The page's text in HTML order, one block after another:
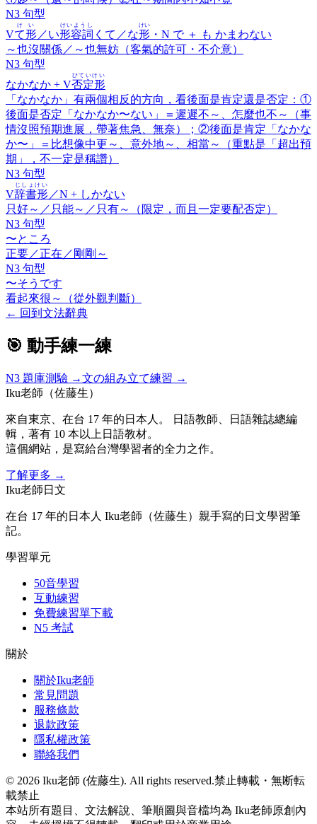
N3 句型
Vて形
けい
／い形容詞
けいようし
くて／な形
けい
・N で ＋ も かまわない
～也沒關係／～也無妨（客氣的許可・不介意）
N3 句型
なかなか + V否定形
ひていけい
「なかなか」有兩個相反的方向，看後面是肯定還是否定：①
後面是否定「なかなか〜ない」＝遲遲不～、怎麼也不～（事
情沒照預期進展，帶著焦急、無奈）；②後面是肯定「なかな
か〜」＝比想像中更～、意外地～、相當～（重點是「超出預
期」，不一定是稱讚）
N3 句型
V辞書形
じしょけい
／N + しかない
只好～／只能～／只有～（限定，而且一定要配否定）
N3 句型
〜ところ
正要／正在／剛剛～
N3 句型
〜そうです
看起來很～（從外觀判斷）
← 回到文法辭典
🎯 動手練一練
N3 題庫測驗 →文の組み立て練習 →
Iku老師（佐藤生）
來自東京、在台 17 年的日本人。 日語教師、日語雜誌總編
輯，著有 10 本以上日語教材。
這個網站，是寫給台灣學習者的全力之作。
了解更多 →
Iku老師日文
在台 17 年的日本人 Iku老師（佐藤生）親手寫的日文學習筆
記。
學習單元
50音學習
互動練習
免費練習單下載
N5 考試
關於
關於Iku老師
常見問題
服務條款
退款政策
隱私權政策
聯絡我們
© 2026 Iku老師 (佐藤生). All rights reserved.禁止轉載・無断転
載禁止
本站所有題目、文法解說、筆順圖與音檔均為 Iku老師原創內